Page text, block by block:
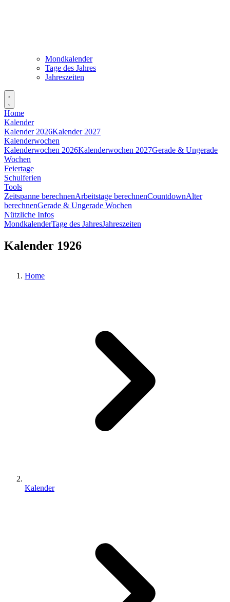
Mondkalender
Tage des Jahres
Jahreszeiten
Home
Kalender
Kalender 2026Kalender 2027
Kalenderwochen
Kalenderwochen 2026Kalenderwochen 2027Gerade & Ungerade
Wochen
Feiertage
Schulferien
Tools
Zeitspanne berechnenArbeitstage berechnenCountdownAlter
berechnenGerade & Ungerade Wochen
Nützliche Infos
MondkalenderTage des JahresJahreszeiten
Kalender 1926
Home
Kalender